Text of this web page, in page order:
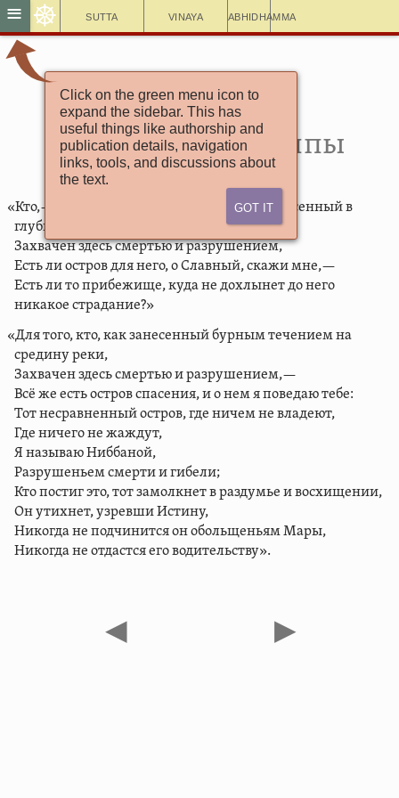
Sutta Vinaya Abhidhamma
≡ ☸
Click on the green menu icon to
expand the sidebar. This has
useful things like authorship and
publication details, navigation
links, tools, and discussions about
the text.
Got It
Сутта Нипата
Каппа-манава-пуччха
5.11. Вопросы Каппы
«Кто,—как человек, бурным течением занесенный в
глуби реки,—
Захвачен здесь смертью и разрушением,
Есть ли остров для него, о Славный, скажи мне,—
Есть ли то прибежище, куда не дохлынет до него
никакое страдание?»
«Для того, кто, как занесенный бурным течением на
средину реки,
Захвачен здесь смертью и разрушением,—
Всё же есть остров спасения, и о нем я поведаю тебе:
Тот несравненный остров, где ничем не владеют,
Где ничего не жаждут,
Я называю Ниббаной,
Разрушеньем смерти и гибели;
Кто постиг это, тот замолкнет в раздумье и восхищении,
Он утихнет, узревши Истину,
Никогда не подчинится он обольщеньям Мары,
Никогда не отдастся его водительству».
◀ ▶